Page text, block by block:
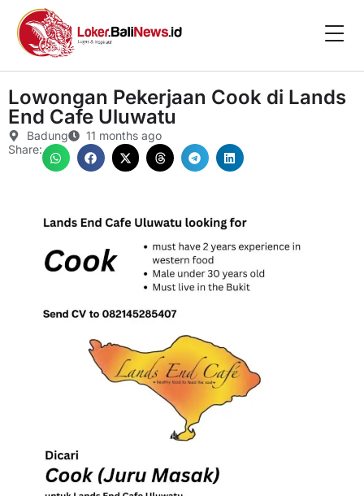
Lowongan Pekerjaan Cook di Lands
End Cafe Uluwatu
Badung
11 months ago
Share: